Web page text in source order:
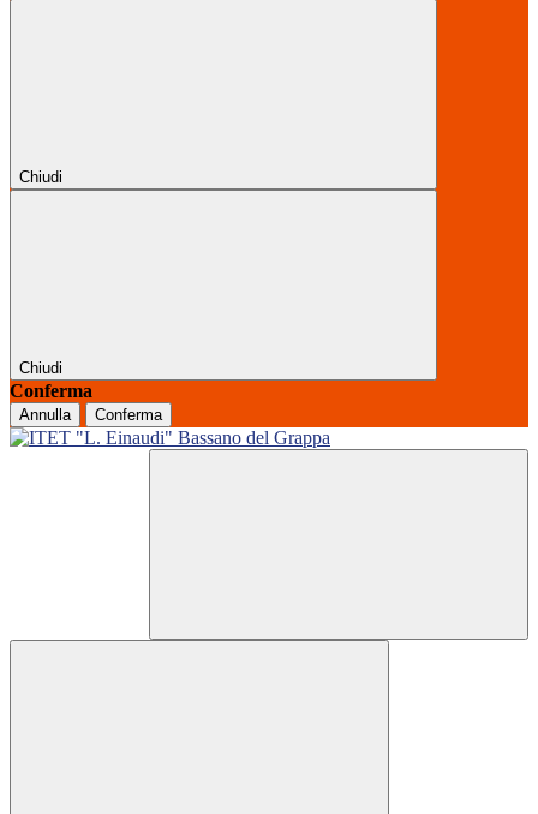
Chiudi
Chiudi
Conferma
Annulla Conferma